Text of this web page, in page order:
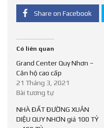
Share on Facebook
Có liên quan
Grand Center Quy Nhơn –
Căn hộ cao cấp
21 Tháng 3, 2021
Bài tương tự
NHÀ ĐẤT ĐƯỜNG XUÂN
DIỆU QUY NHƠN giá 100 TỶ